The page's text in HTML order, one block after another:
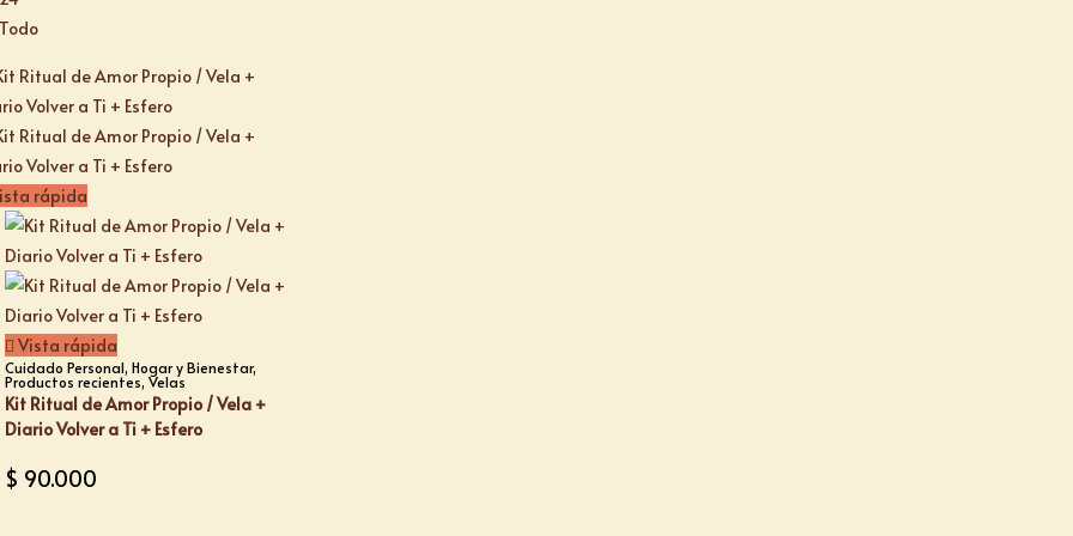
Todo
rápida
Vista rápida
Cuidado Personal, Hogar y Bienestar,
Productos recientes, Velas
Kit Ritual de Amor Propio / Vela +
Diario Volver a Ti + Esfero
$ 90.000